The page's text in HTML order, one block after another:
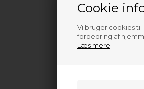
Cookie
Vi bruger cookies til
forbedring af
Læs mere